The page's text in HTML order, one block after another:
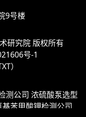
9号楼
研究院版权所有
号-1
）
测公司 浓硫酸泵选型
基苯甲酸钾检测公司